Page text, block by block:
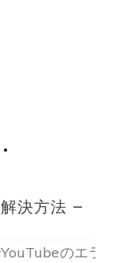
方法 –
のエラ